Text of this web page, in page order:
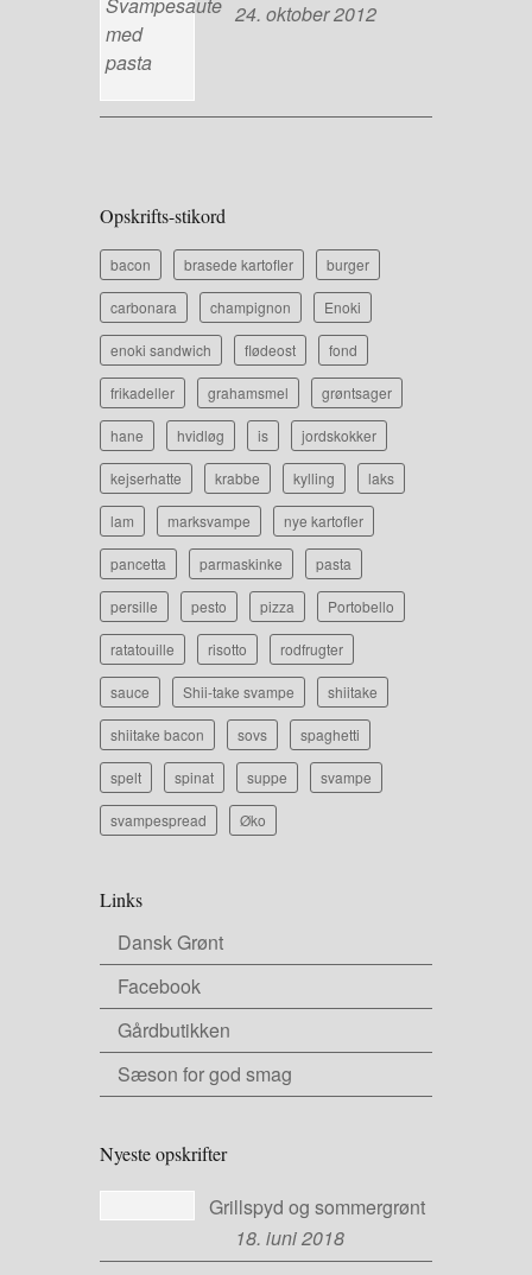
24. oktober 2012
Opskrifts-stikord
bacon brasede kartofler burger
carbonara champignon Enoki
enoki sandwich flødeost fond
frikadeller grahamsmel grøntsager
hane hvidløg is jordskokker
kejserhatte krabbe kylling laks
lam marksvampe nye kartofler
pancetta parmaskinke pasta
persille pesto pizza Portobello
ratatouille risotto rodfrugter
sauce Shii-take svampe shiitake
shiitake bacon sovs spaghetti
spelt spinat suppe svampe
svampespread Øko
Links
Dansk Grønt
Facebook
Gårdbutikken
Sæson for god smag
Nyeste opskrifter
Grillspyd og sommergrønt
18. juni 2018